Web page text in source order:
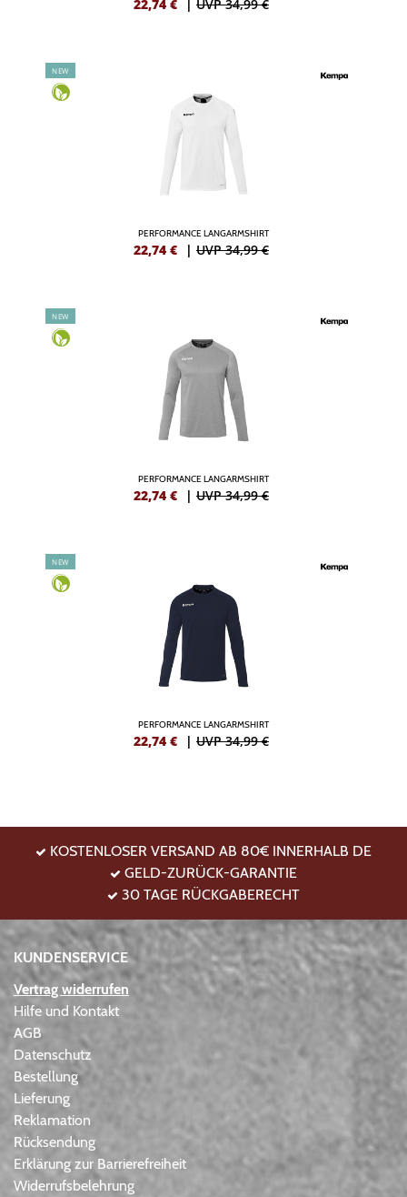
22,74 € UVP 34,99 €
NEW
PERFORMANCE LANGARMSHIRT
22,74 € | UVP 34,99 €
NEW
PERFORMANCE LANGARMSHIRT
22,74 € | UVP 34,99 €
NEW
PERFORMANCE LANGARMSHIRT
22,74 € | UVP 34,99 €
KOSTENLOSER VERSAND AB 80€ INNERHALB DE
GELD-ZURÜCK-GARANTIE
30 TAGE RÜCKGABERECHT
KUNDENSERVICE
Vertrag widerrufen
Hilfe und Kontakt
AGB
Datenschutz
Bestellung
Lieferung
Reklamation
Rücksendung
Erklärung zur Barrierefreiheit
Widerrufsbelehrung